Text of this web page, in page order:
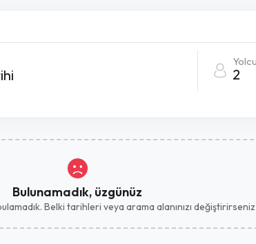
2
Bulunamadık, üzgünüz
Belki tarihleri ​​veya arama alanınızı